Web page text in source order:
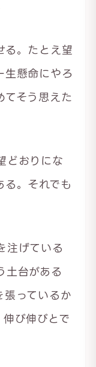
る。たとえ望
生懸命にやろ
てそう思えた
どおりにな
る。それでも
注げている
土台がある
張っているか
伸び伸びとで